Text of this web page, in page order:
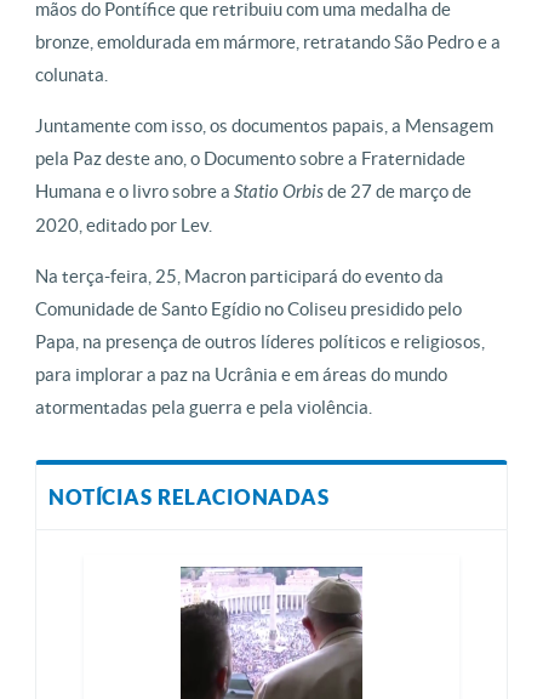
mãos do Pontífice que retribuiu com uma medalha de
bronze, emoldurada em mármore, retratando São Pedro e a
colunata.
Juntamente com isso, os documentos papais, a Mensagem
pela Paz deste ano, o Documento sobre a Fraternidade
Humana e o livro sobre a Statio Orbisde 27 de março de
2020, editado por Lev.
Na terça-feira, 25, Macron participará do evento da
Comunidade de Santo Egídio no Coliseu presidido pelo
Papa, na presença de outros líderes políticos e religiosos,
para implorar a paz na Ucrânia e em áreas do mundo
atormentadas pela guerra e pela violência.
NOTÍCIAS RELACIONADAS